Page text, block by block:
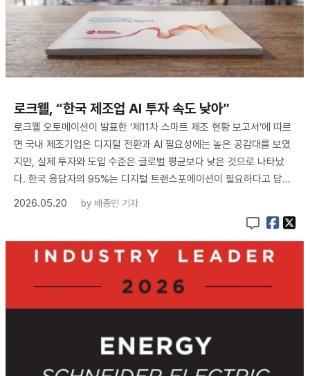
로크웰, “한국 제조업 AI 투자 속도 낮아”
로크웰 오토메이션이 발표한 ‘제11차 스마트 제조 현황 보고서’에 따르
면 국내 제조기업은 디지털 전환과 AI 필요성에는 높은 공감대를 보였
지만, 실제 투자와 도입 수준은 글로벌 평균보다 낮은 것으로 나타났
다. 한국 응답자의 95%는 디지털 트랜스포메이션이 필요하다고 답…
2026.05.20
by 배종인 기자